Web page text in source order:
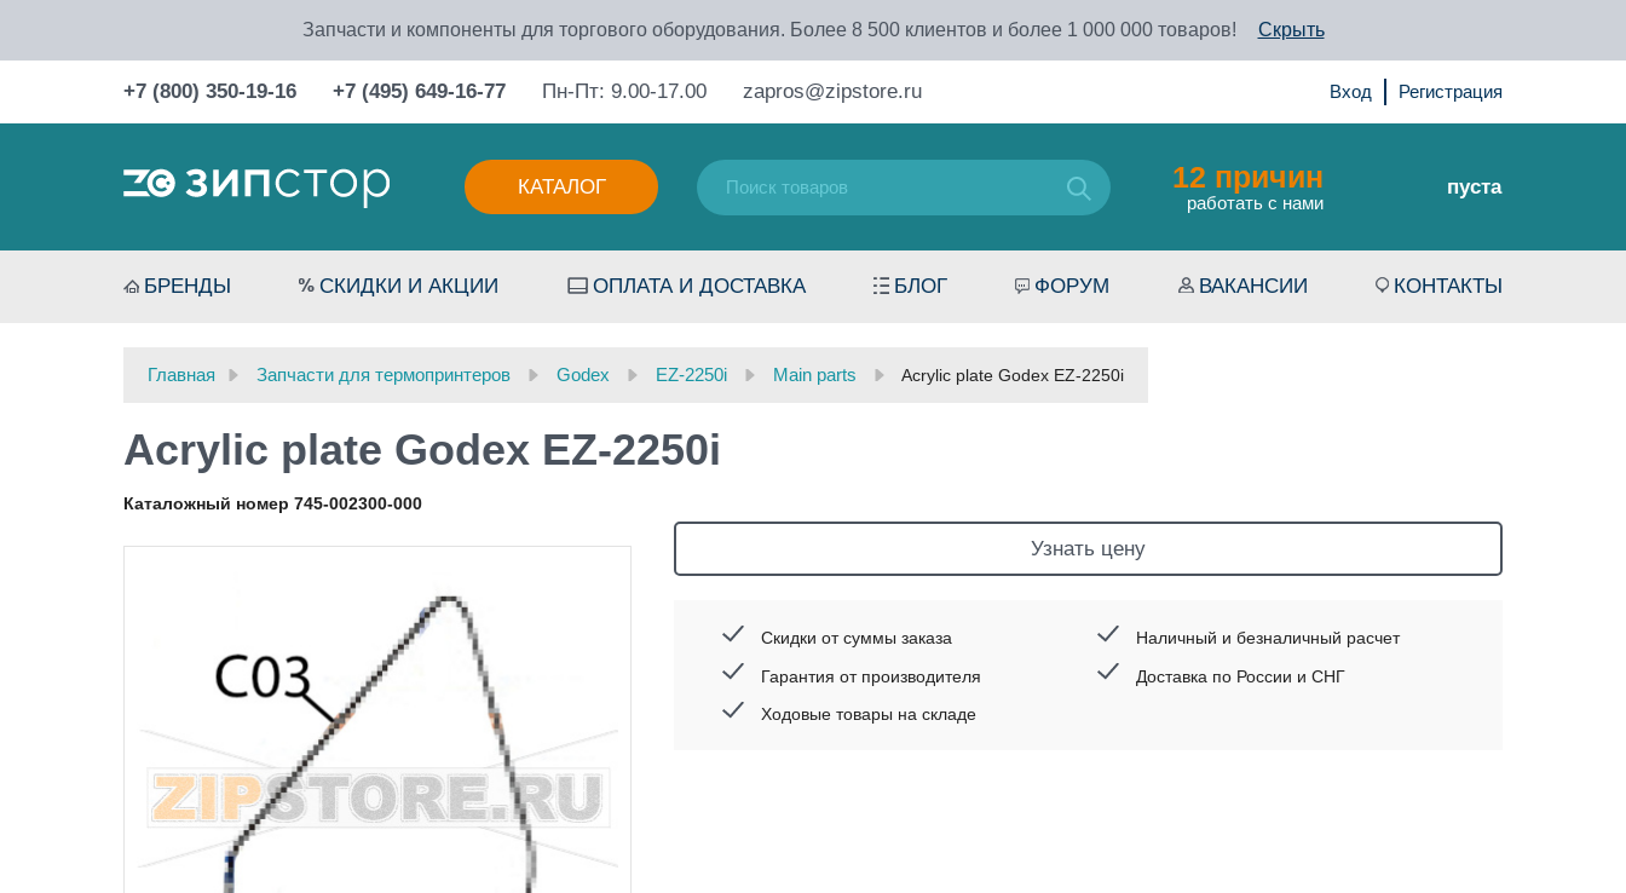
Запчасти и компоненты для торгового оборудования. Более 8 500 клиентов и более 1 000 000 товаров! Скрыть
+7 (800) 350-19-16 +7 (495) 649-16-77 Пн-Пт: 9.00-17.00 zapros@zipstore.ru Вход Регистрация
КАТАЛОГ 12 причин
работать с нами
пуста
БРЕНДЫ СКИДКИ И АКЦИИ ОПЛАТА И ДОСТАВКА БЛОГ ФОРУМ ВАКАНСИИ КОНТАКТЫ
Главная Запчасти для термопринтеров Godex EZ-2250i Main parts Acrylic plate Godex EZ-2250i
Acrylic plate Godex EZ-2250i
Каталожный номер 745-002300-000
Узнать цену
Скидки от суммы заказа
Гарантия от производителя
Ходовые товары на складе
Наличный и безналичный расчет
Доставка по России и СНГ